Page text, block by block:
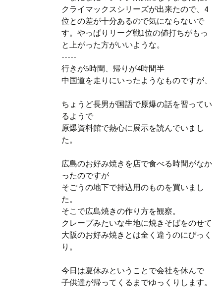
クライマックスシリーズが出来たので、4
位との差が十分あるので気にならないで
す。やっぱりリーグ戦1位の値打ちがもっ
と上がった方がいいような。
-----
行きが5時間、帰りが4時間半
中国道を走りにいったようなものですが、
ちょうど長男が国語で原爆の話を習ってい
るようで
原爆資料館で熱心に展示を読んでいまし
た。
広島のお好み焼きを店で食べる時間がなか
ったのですが
そごうの地下で持込用のものを買いまし
た。
そこで広島焼きの作り方を観察。
クレープみたいな生地に焼きそばをのせて
大阪のお好み焼きとは全く違うのにびっく
り。
今日は夏休みということで会社を休んで
子供達が帰ってくるまでゆっくりします。